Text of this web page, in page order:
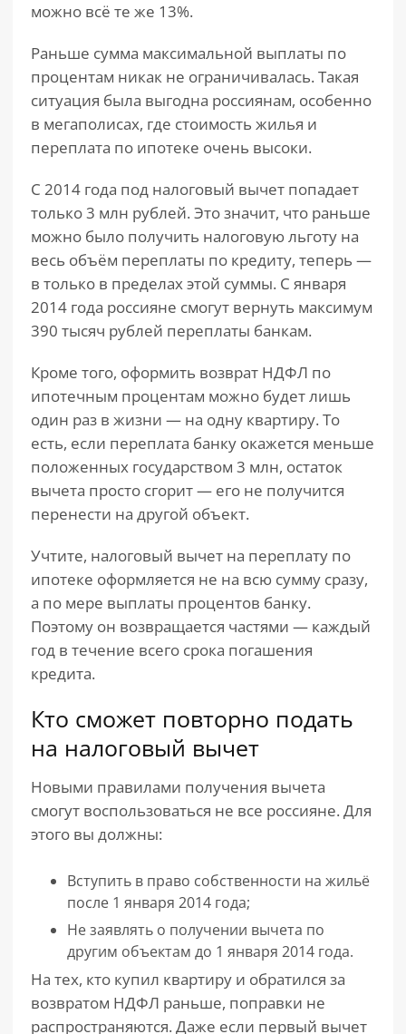
можно всё те же 13%.
Раньше сумма максимальной выплаты по
процентам никак не ограничивалась. Такая
ситуация была выгодна россиянам, особенно
в мегаполисах, где стоимость жилья и
переплата по ипотеке очень высоки.
С 2014 года под налоговый вычет попадает
только 3 млн рублей. Это значит, что раньше
можно было получить налоговую льготу на
весь объём переплаты по кредиту, теперь —
в только в пределах этой суммы. С января
2014 года россияне смогут вернуть максимум
390 тысяч рублей переплаты банкам.
Кроме того, оформить возврат НДФЛ по
ипотечным процентам можно будет лишь
один раз в жизни — на одну квартиру. То
есть, если переплата банку окажется меньше
положенных государством 3 млн, остаток
вычета просто сгорит — его не получится
перенести на другой объект.
Учтите, налоговый вычет на переплату по
ипотеке оформляется не на всю сумму сразу,
а по мере выплаты процентов банку.
Поэтому он возвращается частями — каждый
год в течение всего срока погашения
кредита.
Кто сможет повторно подать
на налоговый вычет
Новыми правилами получения вычета
смогут воспользоваться не все россияне. Для
этого вы должны:
Вступить в право собственности на жильё
после 1 января 2014 года;
Не заявлять о получении вычета по
другим объектам до 1 января 2014 года.
На тех, кто купил квартиру и обратился за
возвратом НДФЛ раньше, поправки не
распространяются. Даже если первый вычет